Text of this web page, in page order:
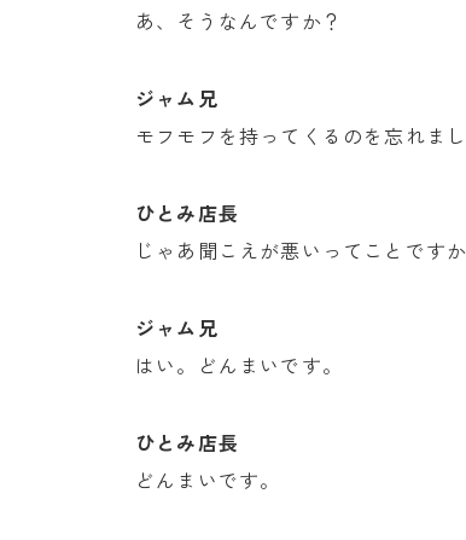
あ、そうなんですか？
ジャム兄
モフモフを持ってくるのを忘れまし
ひとみ店長
じゃあ聞こえが悪いってことです
ジャム兄
はい。どんまいです。
ひとみ店長
どんまいです。